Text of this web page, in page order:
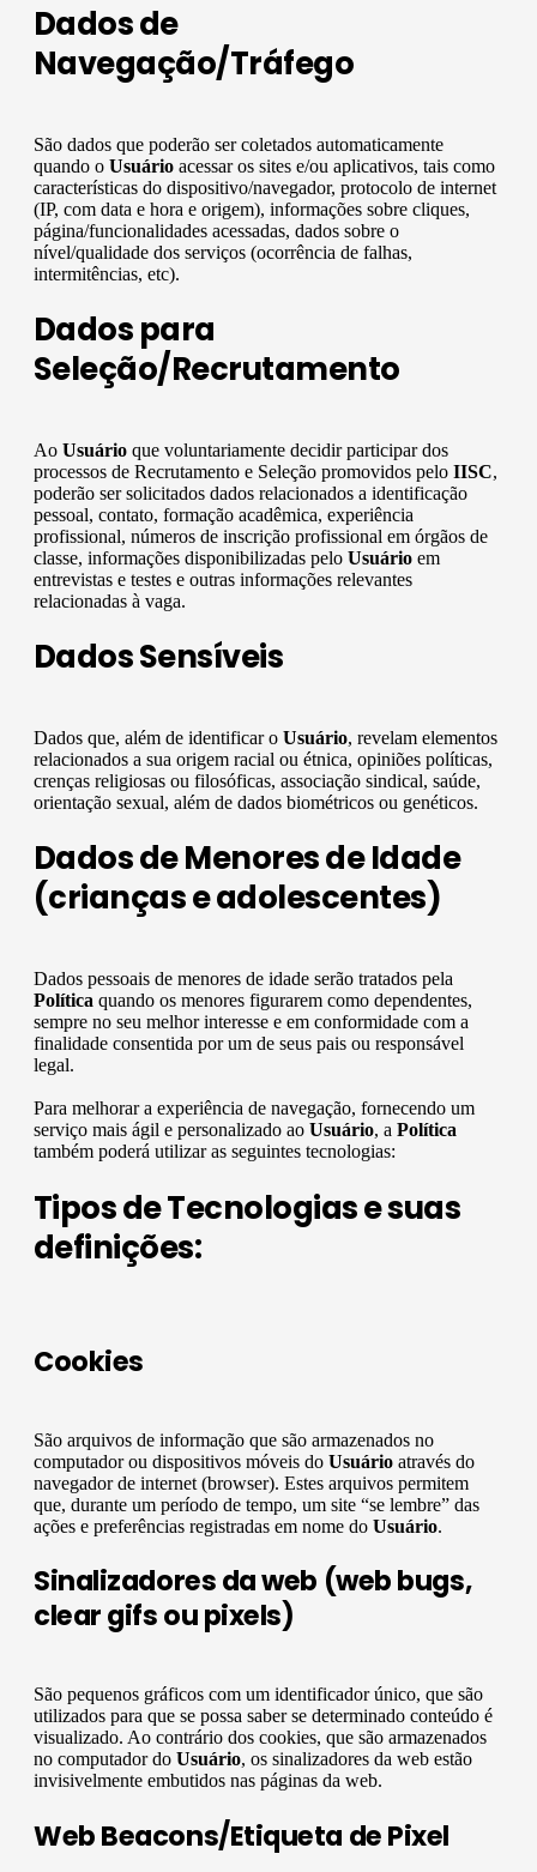
Dados de
Navegação/Tráfego
São dados que poderão ser coletados automaticamente
quando o Usuário acessar os sites e/ou aplicativos, tais como
características do dispositivo/navegador, protocolo de internet
(IP, com data e hora e origem), informações sobre cliques,
página/funcionalidades acessadas, dados sobre o
nível/qualidade dos serviços (ocorrência de falhas,
intermitências, etc).
Dados para
Seleção/Recrutamento
Ao Usuário que voluntariamente decidir participar dos
processos de Recrutamento e Seleção promovidos pelo IISC,
poderão ser solicitados dados relacionados a identificação
pessoal, contato, formação acadêmica, experiência
profissional, números de inscrição profissional em órgãos de
classe, informações disponibilizadas pelo Usuário em
entrevistas e testes e outras informações relevantes
relacionadas à vaga.
Dados Sensíveis
Dados que, além de identificar o Usuário, revelam elementos
relacionados a sua origem racial ou étnica, opiniões políticas,
crenças religiosas ou filosóficas, associação sindical, saúde,
orientação sexual, além de dados biométricos ou genéticos.
Dados de Menores de Idade
(crianças e adolescentes)
Dados pessoais de menores de idade serão tratados pela
Política quando os menores figurarem como dependentes,
sempre no seu melhor interesse e em conformidade com a
finalidade consentida por um de seus pais ou responsável
legal.
Para melhorar a experiência de navegação, fornecendo um
serviço mais ágil e personalizado ao Usuário, a Política
também poderá utilizar as seguintes tecnologias:
Tipos de Tecnologias e suas
definições:
Cookies
São arquivos de informação que são armazenados no
computador ou dispositivos móveis do Usuário através do
navegador de internet (browser). Estes arquivos permitem
que, durante um período de tempo, um site “se lembre” das
ações e preferências registradas em nome do Usuário.
Sinalizadores da web (web bugs,
clear gifs ou pixels)
São pequenos gráficos com um identificador único, que são
utilizados para que se possa saber se determinado conteúdo é
visualizado. Ao contrário dos cookies, que são armazenados
no computador do Usuário, os sinalizadores da web estão
invisivelmente embutidos nas páginas da web.
Web Beacons/Etiqueta de Pixel